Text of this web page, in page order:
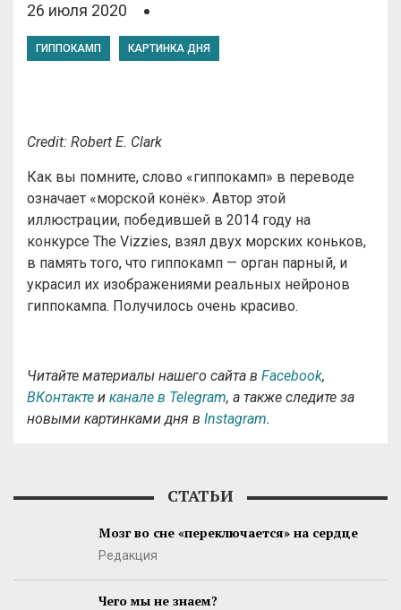
26 июля 2020
ГИППОКАМП КАРТИНКА ДНЯ
Credit: Robert E. Clark
Как вы помните, слово «гиппокамп» в переводе
означает «морской конёк». Автор этой
иллюстрации, победившей в 2014 году на
конкурсе The Vizzies, взял двух морских коньков,
в память того, что гиппокамп — орган парный, и
украсил их изображениями реальных нейронов
гиппокампа. Получилось очень красиво.
Читайте материалы нашего сайта в Facebook,
ВКонтакте и канале в Telegram, а также следите за
новыми картинками дня в Instagram.
СТАТЬИ
Мозг во сне «переключается» на сердце
Редакция
Чего мы не знаем?